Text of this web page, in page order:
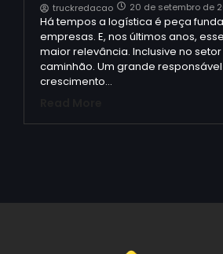
truckredacao 20 de setembro de
Há tempos a logística é peça
empresas. E, nos últimos anos,
maior relevância. Inclusive no
caminhão. Um grande
crescimento…